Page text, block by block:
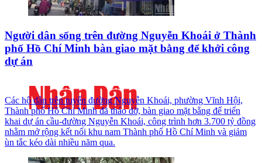
Người dân sống trên đường Nguyễn Khoái ở Thành
phố Hồ Chí Minh bàn giao mặt bằng để khởi công
dự án
Các hộ dân trên tuyến đường Nguyễn Khoái, phường Vĩnh Hội,
Thành phố Hồ Chí Minh đã tháo dỡ, bàn giao mặt bằng để triển
khai dự án cầu-đường Nguyễn Khoái, công trình hơn 3.700 tỷ đồng
nhằm mở rộng kết nối khu nam Thành phố Hồ Chí Minh và giảm
ùn tắc kéo dài nhiều năm qua.